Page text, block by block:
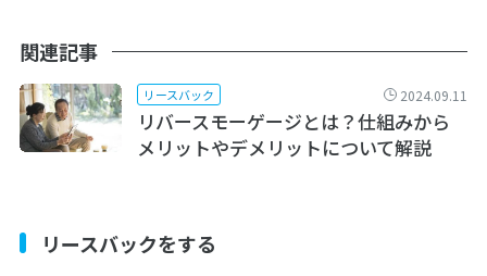
関連記事
リースバック 2024.09.11
リバースモーゲージとは？仕組みから
メリットやデメリットについて解説
リースバックをする